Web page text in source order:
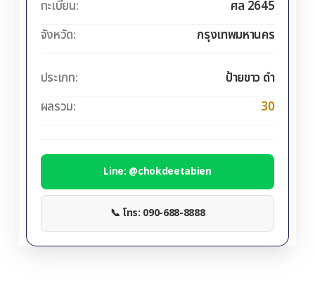
ทะเบียน:
ศล 2645
จังหวัด:
กรุงเทพมหานคร
ประเภท:
ป้ายขาว ดำ
ผลรวม:
30
Line: @chokdeetabien
📞 โทร: 090-688-8888